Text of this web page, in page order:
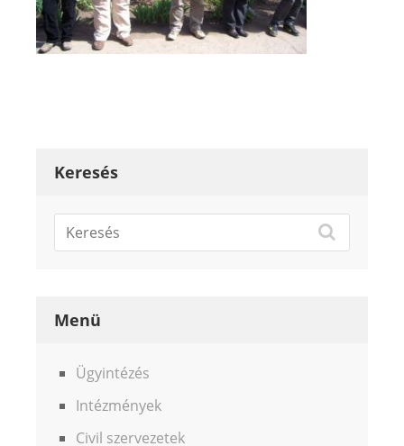
Keresés
Menü
Ügyintézés
Intézmények
Civil szervezetek